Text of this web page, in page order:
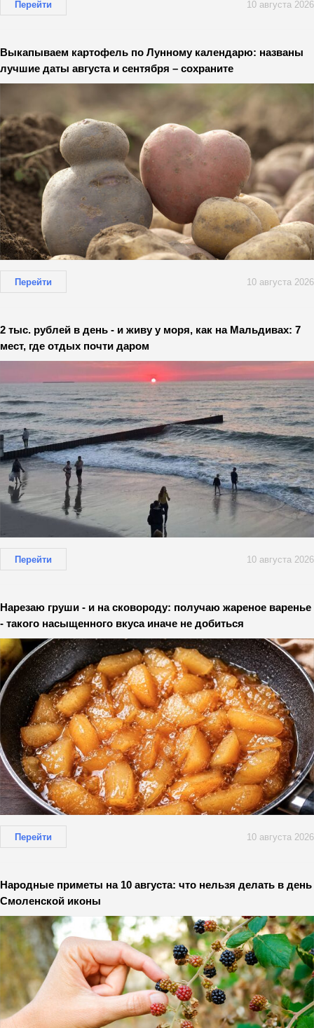
Перейти 10 августа 2026
Выкапываем картофель по Лунному календарю: названы
лучшие даты августа и сентября – сохраните
Перейти 10 августа 2026
2 тыс. рублей в день - и живу у моря, как на Мальдивах: 7
мест, где отдых почти даром
Перейти 10 августа 2026
Нарезаю груши - и на сковороду: получаю жареное варенье
- такого насыщенного вкуса иначе не добиться
Перейти 10 августа 2026
Народные приметы на 10 августа: что нельзя делать в день
Смоленской иконы